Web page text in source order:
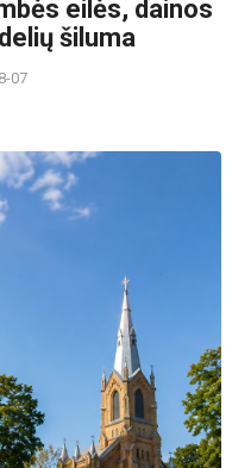
eilės, dainos
šiluma
07